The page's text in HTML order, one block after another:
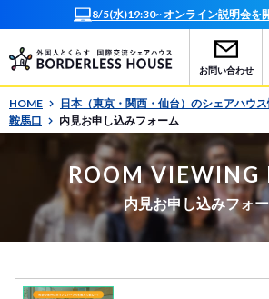
8/5(水)19:30~ オンライン説明会を開催します！
お問い合わせ
HOME 日本（東京・関西・仙台）のシェアハウ
鞍馬口
内見お申し込みフォーム
ROOM VIEWING
内見お申し込みフォ